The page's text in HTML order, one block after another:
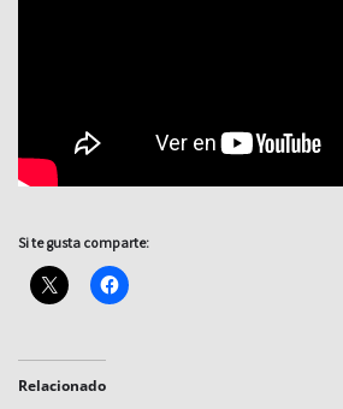
Si te gusta comparte:
Relacionado